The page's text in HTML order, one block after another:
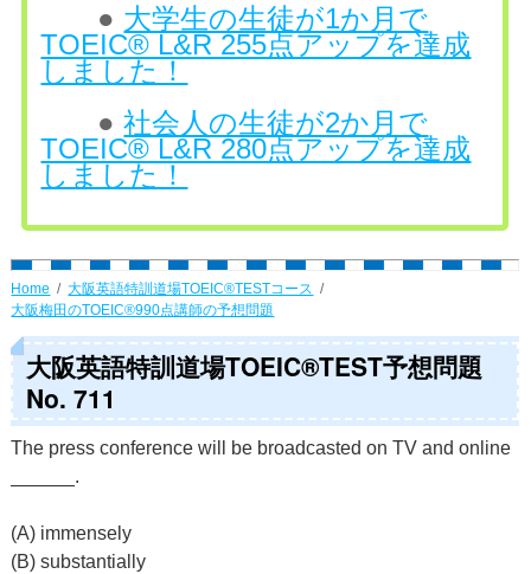
● 大学生の生徒が1か月で
TOEIC® L&R 255点アップを達成
しました！
●社会人の生徒が2か月で
TOEIC® L&R 280点アップを達成
しました！
Home
大阪英語特訓道場TOEIC®TESTコース
大阪梅田のTOEIC®990点講師の予想問題
大阪英語特訓道場TOEIC®TEST予想問題
No. 711
The press conference will be broadcasted on TV and online
______.
(A) immensely
(B) substantially